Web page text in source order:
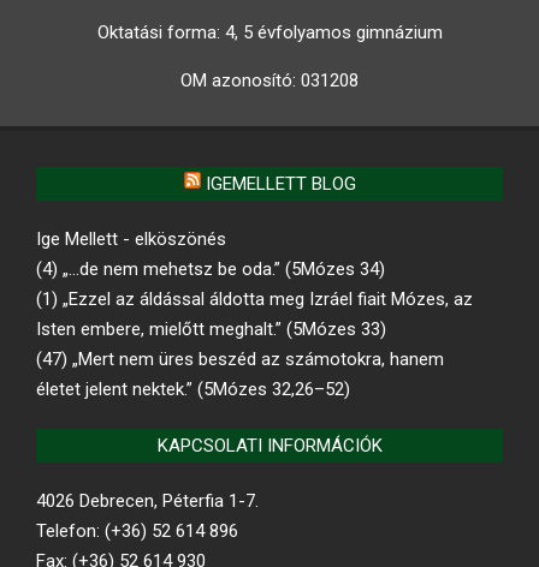
Oktatási forma: 4, 5 évfolyamos gimnázium
OM azonosító: 031208
IGEMELLETT BLOG
Ige Mellett - elköszönés
(4) „…de nem mehetsz be oda.” (5Mózes 34)
(1) „Ezzel az áldással áldotta meg Izráel fiait Mózes, az
Isten embere, mielőtt meghalt.” (5Mózes 33)
(47) „Mert nem üres beszéd az számotokra, hanem
életet jelent nektek.” (5Mózes 32,26–52)
KAPCSOLATI INFORMÁCIÓK
4026 Debrecen, Péterfia 1-7.
Telefon: (+36) 52 614 896
Fax: (+36) 52 614 930